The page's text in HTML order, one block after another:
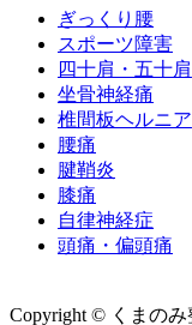
ぎっくり腰
スポーツ障害
四十肩・五十肩
坐骨神経痛
椎間板ヘルニア
腰痛
腱鞘炎
膝痛
自律神経症
頭痛・偏頭痛
Copyright © くまのみ